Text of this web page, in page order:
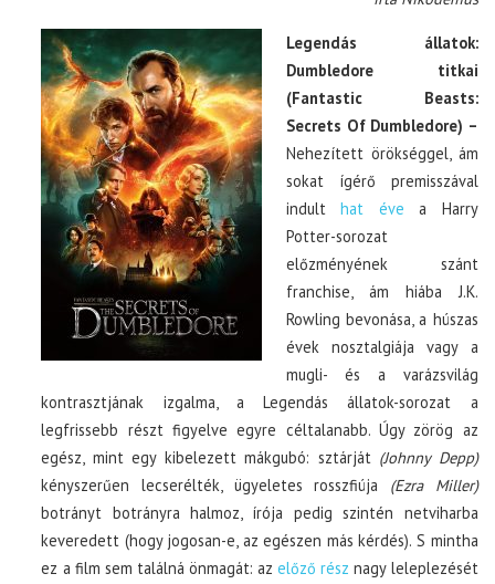
Legendás állatok:
Dumbledore titkai
(Fantastic Beasts:
Secrets Of Dumbledore) –
Nehezített örökséggel, ám
sokat ígérő premisszával
indulthat éve a Harry
Potter-sorozat
előzményének szánt
franchise, ám hiába J.K.
Rowling bevonása, a húszas
évek nosztalgiája vagy a
mugli- és a varázsvilág
kontrasztjának izgalma, a Legendás állatok-sorozat a
legfrissebb részt figyelve egyre céltalanabb. Úgy zörög az
egész, mint egy kibelezett mákgubó: sztárját (Johnny Depp)
kényszerűen lecserélték, ügyeletes rosszfiúja (Ezra Miller)
botrányt botrányra halmoz, írója pedig szintén netviharba
keveredett (hogy jogosan-e, az egészen más kérdés). S mintha
ez a film sem találná önmagát: azelőző rész nagy leleplezését